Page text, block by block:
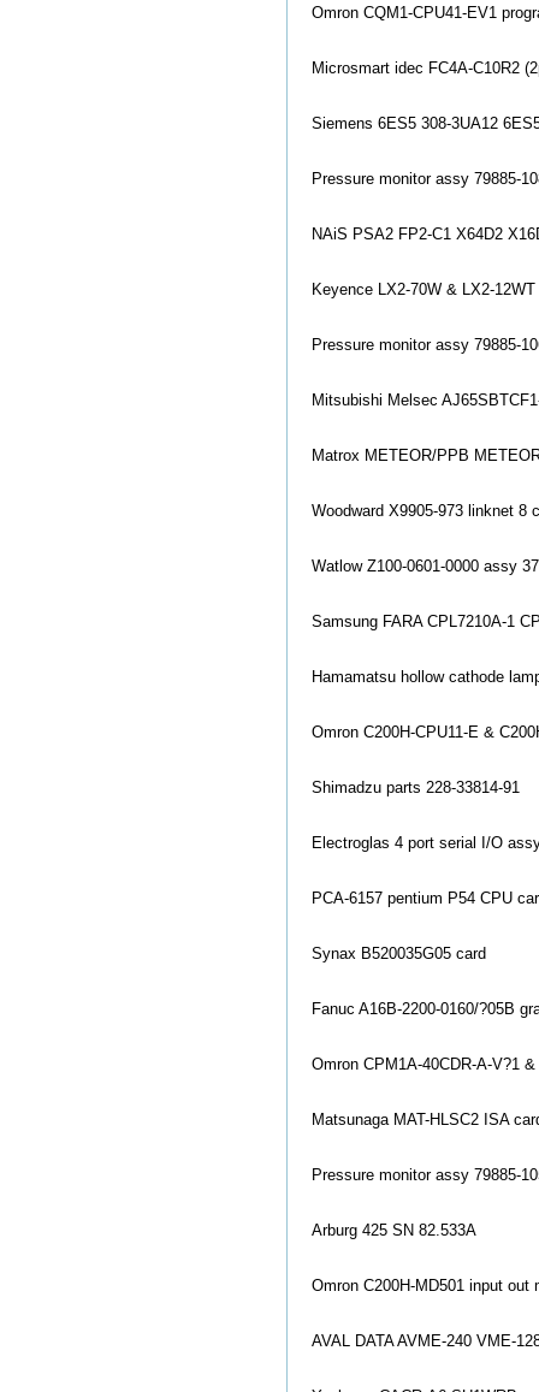
Omron CQM1-CPU41-EV1
Microsmart idec FC4A-C10R2
Siemens 6ES5 308-3UA12
Pressure monitor assy 79885-
NAiS PSA2 FP2-C1 X64D2
Keyence LX2-70W & LX2-
Pressure monitor assy 79885-
Mitsubishi Melsec
Matrox METEOR/PPB
Woodward X9905-973 l inknet 8
Watlow Z100-0601-0000 assy
Samsung FARA CPL7210A-1
Hamamatsu hollow cathode
Omron C200H-CPU11-E &
Shimadzu parts 228-33814-91
Electroglas 4 port serial I/O
PCA-6157 pentium P54 CPU
Synax B520035G05 card
Fanuc A16B-2200-0160/?05B
Omron CPM1A-40CDR-A-V?1
Matsunaga MAT-HLSC2 ISA
Pressure monitor assy 79885-
Arburg 425 SN 82.533A
Omron C200H-MD501 input out
AVAL DATA AVME-240 VME-